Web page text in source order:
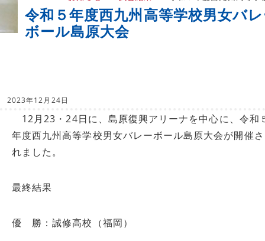
令和５年度西九州高等学校男女バ
ボール島原大会
2023年12月24日
12月23・24日に、島原復興アリーナを中心に、令和
年度西九州高等学校男女バレーボール島原大会が開催さ
れました。
最終結果
優 勝：誠修高校（福岡）